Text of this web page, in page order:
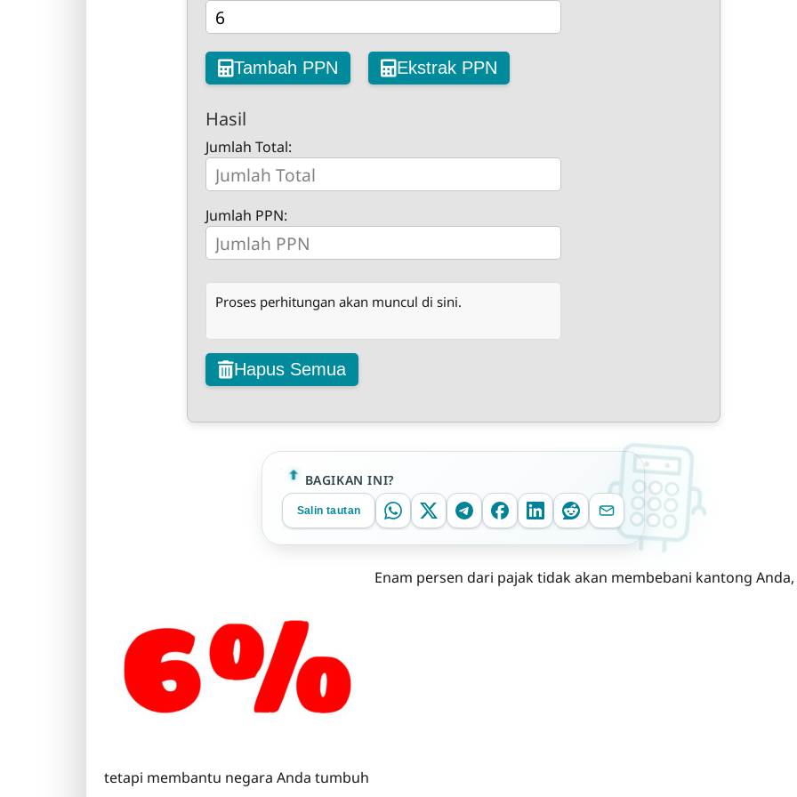
Tambah PPN Ekstrak PPN
Hasil
Jumlah Total:
Jumlah PPN:
Proses perhitungan akan muncul di sini.
Hapus Semua
BAGIKAN INI?
Salin tautan
Enam persen dari pajak tidak akan membebani kantong Anda,
tetapi membantu negara Anda tumbuh